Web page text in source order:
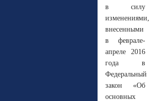
в силу
изменениями,
внесенными
в феврале-
апреле 2016
года в
Федеральный
закон «Об
основных